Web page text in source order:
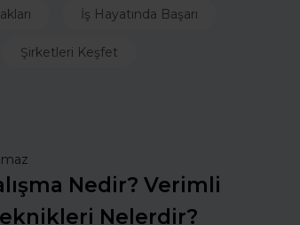
İş Hayatında Başarı
Şirketleri Keşfet
Nedir? Verimli
Nelerdir?